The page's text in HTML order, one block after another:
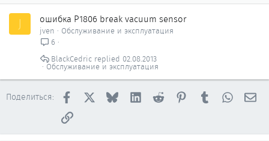
J ошибка P1806 break vacuum sensor
jven
Обслуживание и эксплуатация
6
Обслуживание и эксплуатация
02.08.2013
BlackCedric
Поделиться: Facebook BlueskyLinkedInReddit PinterestTumblr
Ссылка